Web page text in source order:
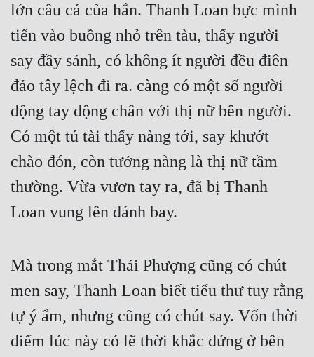
lớn câu cá của hắn. Thanh Loan bực mình
tiến vào buồng nhỏ trên tàu, thấy người
say đầy sảnh, có không ít người đều điên
đảo tây lệch đi ra. càng có một số người
động tay động chân với thị nữ bên người.
Có một tú tài thấy nàng tới, say khướt
chào đón, còn tưởng nàng là thị nữ tầm
thường. Vừa vươn tay ra, đã bị Thanh
Loan vung lên đánh bay.
Mà trong mắt Thải Phượng cũng có chút
men say, Thanh Loan biết tiểu thư tuy rằng
tự ý ẩm, nhưng cũng có chút say. Vốn thời
điểm lúc này có lẽ thời khắc đứng ở bên